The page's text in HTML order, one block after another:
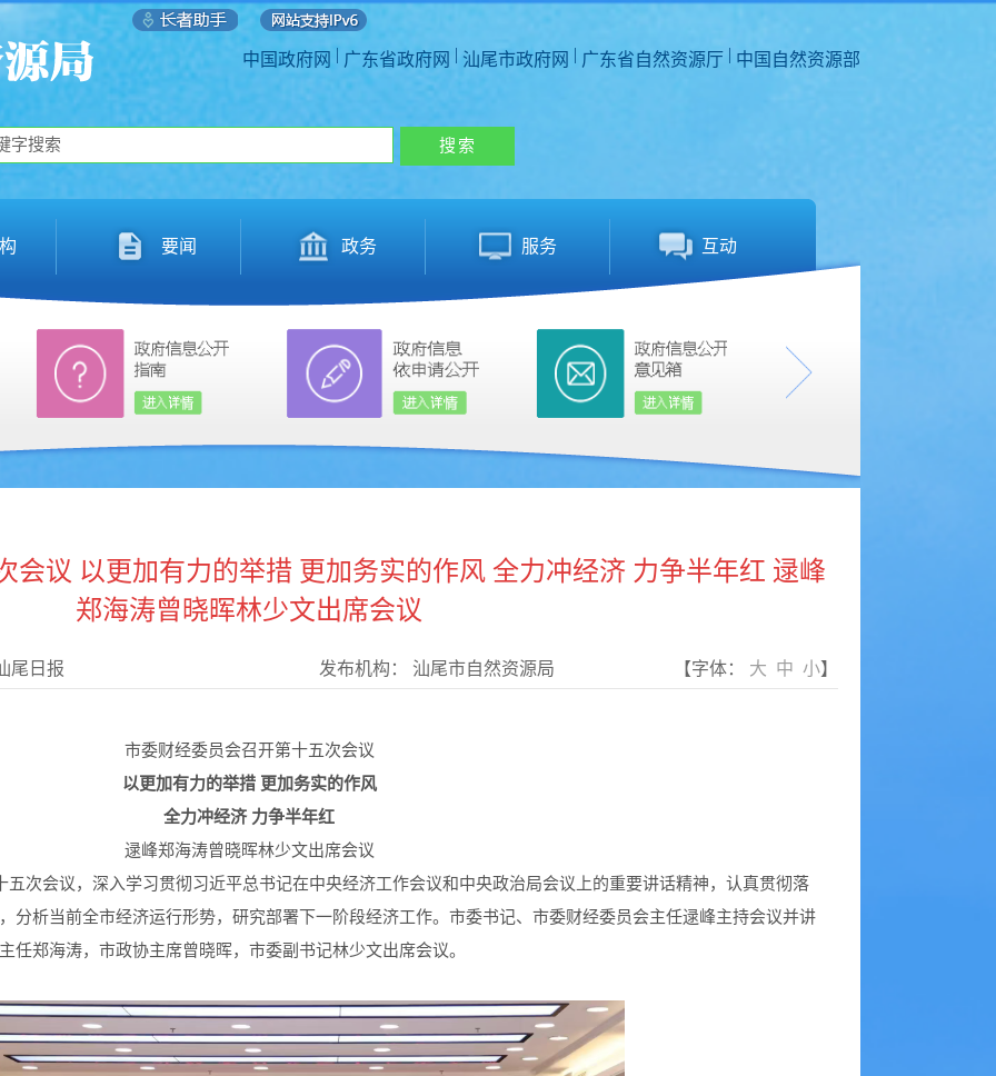
中国政府网 | 广东省政府网 | 汕尾市政府网 | 广东省自然资源厅 | 中国自然资源部
要闻 政务 服务 互动
会议 以更加有力的举措 更加务实的作风 全力冲经济 力争半年红 逯峰
郑海涛曾晓晖林少文出席会议
尾日报 发布机构： 汕尾市自然资源局 【字体： 大 中 小】
市委财经委员会召开第十五次会议
以更加有力的举措 更加务实的作风
全力冲经济 力争半年红
逯峰郑海涛曾晓晖林少文出席会议
五次会议，深入学习贯彻习近平总书记在中央经济工作会议和中央政治局会议上的重要讲话精神，认真贯彻落
分析当前全市经济运行形势，研究部署下一阶段经济工作。市委书记、市委财经委员会主任逯峰主持会议并讲
任郑海涛，市政协主席曾晓晖，市委副书记林少文出席会议。